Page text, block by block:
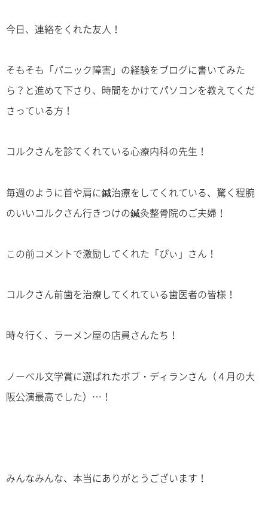
今日、連絡をくれた友人！
そもそも「パニック障害」の経験をブログに書いてみた
ら？と進めて下さり、時間をかけてパソコンを教えてくだ
さっている方！
コルクさんを診てくれている心療内科の先生！
毎週のように首や肩に鍼治療をしてくれている、驚く程腕
のいいコルクさん行きつけの鍼灸整骨院のご夫婦！
この前コメントで激励してくれた「ぴぃ」さん！
コルクさん前歯を治療してくれている歯医者の皆様！
時々行く、ラーメン屋の店員さんたち！
ノーベル文学賞に選ばれたボブ・ディランさん（４月の大
阪公演最高でした）…！
みんなみんな、本当にありがとうございます！